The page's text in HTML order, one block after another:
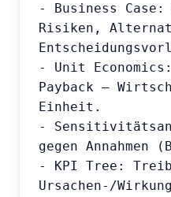
- Business Case:
Risiken,
- Unit Economics:
Payback –
Einheit.
-
gegen Annahmen
- KPI Tree:
Ursachen-/